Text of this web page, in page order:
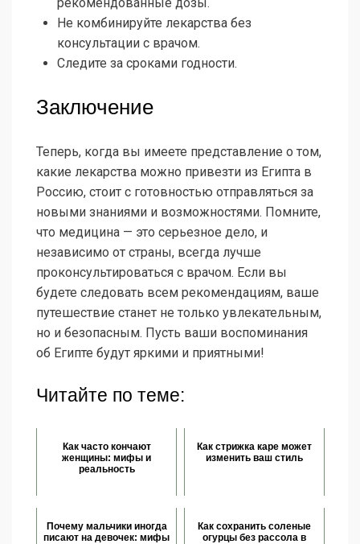
Не комбинируйте лекарства без
консультации с врачом.
Следите за сроками годности.
Заключение
Теперь, когда вы имеете представление о том,
какие лекарства можно привезти из Египта в
Россию, стоит с готовностью отправляться за
новыми знаниями и возможностями. Помните,
что медицина — это серьезное дело, и
независимо от страны, всегда лучше
проконсультироваться с врачом. Если вы
будете следовать всем рекомендациям, ваше
путешествие станет не только увлекательным,
но и безопасным. Пусть ваши воспоминания
об Египте будут яркими и приятными!
Читайте по теме:
Как часто кончают
женщины: мифы и
реальность
Как стрижка каре может
изменить ваш стиль
Почему мальчики иногда
писают на девочек: мифы
Как сохранить соленые
огурцы без рассола в